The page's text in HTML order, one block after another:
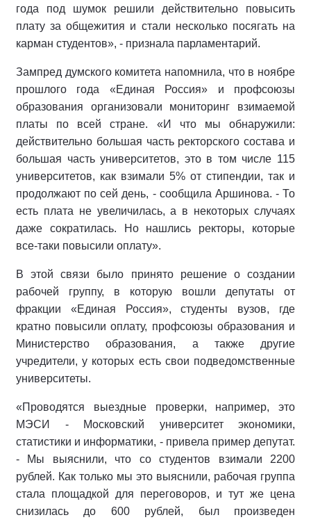
года под шумок решили действительно повысить
плату за общежития и стали несколько посягать на
карман студентов», - признала парламентарий.
Зампред думского комитета напомнила, что в ноябре
прошлого года «Единая Россия» и профсоюзы
образования организовали мониторинг взимаемой
платы по всей стране. «И что мы обнаружили:
действительно большая часть ректорского состава и
большая часть университетов, это в том числе 115
университетов, как взимали 5% от стипендии, так и
продолжают по сей день, - сообщила Аршинова. - То
есть плата не увеличилась, а в некоторых случаях
даже сократилась. Но нашлись ректоры, которые
все-таки повысили оплату».
В этой связи было принято решение о создании
рабочей группу, в которую вошли депутаты от
фракции «Единая Россия», студенты вузов, где
кратно повысили оплату, профсоюзы образования и
Министерство образования, а также другие
учредители, у которых есть свои подведомственные
университеты.
«Проводятся выездные проверки, например, это
МЭСИ - Московский университет экономики,
статистики и информатики, - привела пример депутат.
- Мы выяснили, что со студентов взимали 2200
рублей. Как только мы это выяснили, рабочая группа
стала площадкой для переговоров, и тут же цена
снизилась до 600 рублей, был произведен